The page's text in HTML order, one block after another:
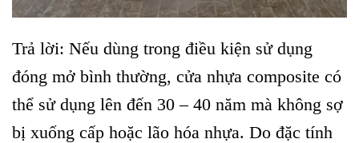
Trả lời: Nếu dùng trong điều kiện sử dụng
đóng mở bình thường, cửa nhựa composite có
thể sử dụng lên đến 30 – 40 năm mà không sợ
bị xuống cấp hoặc lão hóa nhựa. Do đặc tính